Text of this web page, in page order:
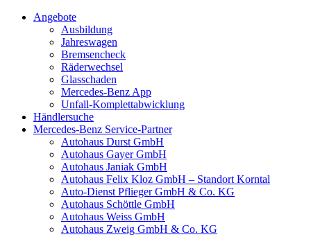
Angebote
Ausbildung
Jahreswagen
Bremsencheck
Räderwechsel
Glasschaden
Mercedes-Benz App
Unfall-Komplettabwicklung
Händlersuche
Mercedes-Benz Service-Partner
Autohaus Durst GmbH
Autohaus Gayer GmbH
Autohaus Janiak GmbH
Autohaus Felix Kloz GmbH – Standort Korntal
Auto-Dienst Pflieger GmbH & Co. KG
Autohaus Schöttle GmbH
Autohaus Weiss GmbH
Autohaus Zweig GmbH & Co. KG